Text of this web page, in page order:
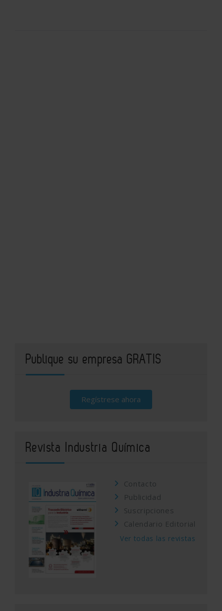
Publique su empresa GRATIS
Regístrese ahora
Revista Industria Química
Contacto
Publicidad
Suscripciones
Calendario Editorial
Ver todas las revistas